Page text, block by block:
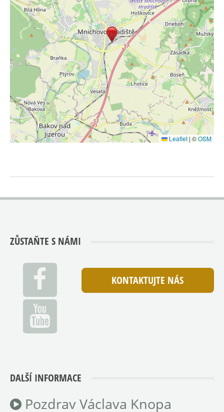
Leaflet | ©OSM
ZŮSTAŇTE S NÁMI
KONTAKTUJTE NÁS
DALŠÍ INFORMACE
Pozdrav Václava Knopa